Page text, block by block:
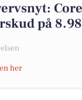
på
her